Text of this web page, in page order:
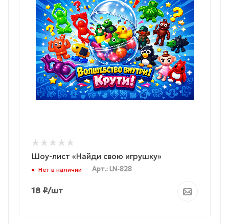
Шоу-лист «Найди свою игрушку»
Нет в наличии Арт.: LN-828
18 ₽/шт